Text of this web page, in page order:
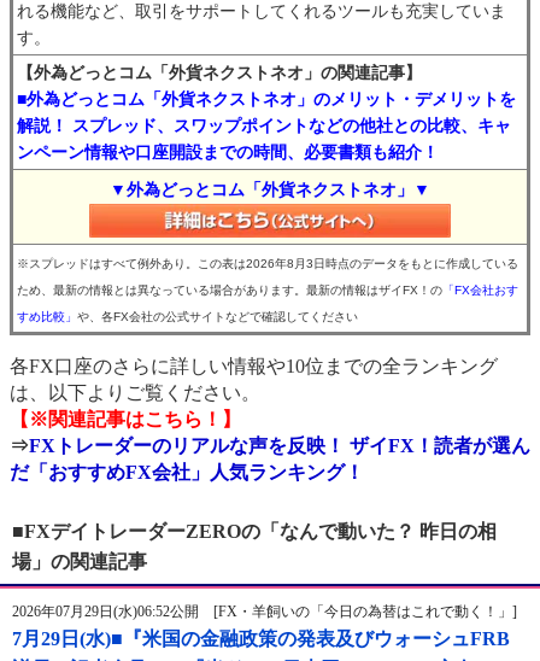
れる機能など、取引をサポートしてくれるツールも充実していま
す。
【外為どっとコム「外貨ネクストネオ」の関連記事】
■外為どっとコム「外貨ネクストネオ」のメリット・デメリットを
解説！ スプレッド、スワップポイントなどの他社との比較、キャ
ンペーン情報や口座開設までの時間、必要書類も紹介！
▼外為どっとコム「外貨ネクストネオ」▼
※スプレッドはすべて例外あり。この表は2026年8月3日時点のデータをもとに作成している
ため、最新の情報とは異なっている場合があります。最新の情報はザイFX！の 「FX会社おす
すめ比較」 や、各FX会社の公式サイトなどで確認してください
各FX口座のさらに詳しい情報や10位までの全ランキング
は、以下よりご覧ください。
【※関連記事はこちら！】
⇒FXトレーダーのリアルな声を反映！ ザイFX！読者が選ん
だ「おすすめFX会社」人気ランキング！
■FXデイトレーダーZEROの「なんで動いた？ 昨日の相
場」の関連記事
2026年07月29日(水)06:52公開 [FX・羊飼いの「今日の為替はこれで動く！」]
7月29日(水)■『米国の金融政策の発表及びウォーシュFRB